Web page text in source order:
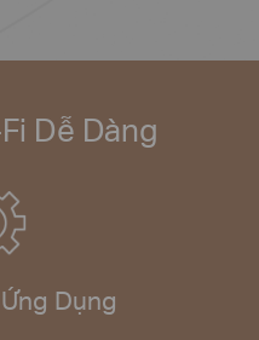
Dễ Dàng
Dụng